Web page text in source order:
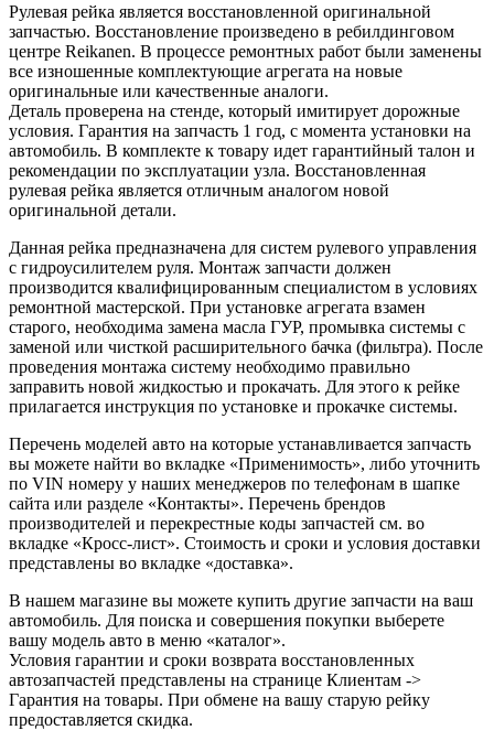
Рулевая рейка является восстановленной оригинальной
запчастью. Восстановление произведено в ребилдинговом
центре Reikanen. В процессе ремонтных работ были заменены
все изношенные комплектующие агрегата на новые
оригинальные или качественные аналоги.
Деталь проверена на стенде, который имитирует дорожные
условия. Гарантия на запчасть 1 год, с момента установки на
автомобиль. В комплекте к товару идет гарантийный талон и
рекомендации по эксплуатации узла. Восстановленная
рулевая рейка является отличным аналогом новой
оригинальной детали.
Данная рейка предназначена для систем рулевого управления
с гидроусилителем руля. Монтаж запчасти должен
производится квалифицированным специалистом в условиях
ремонтной мастерской. При установке агрегата взамен
старого, необходима замена масла ГУР, промывка системы с
заменой или чисткой расширительного бачка (фильтра). После
проведения монтажа систему необходимо правильно
заправить новой жидкостью и прокачать. Для этого к рейке
прилагается инструкция по установке и прокачке системы.
Перечень моделей авто на которые устанавливается запчасть
вы можете найти во вкладке «Применимость», либо уточнить
по VIN номеру у наших менеджеров по телефонам в шапке
сайта или разделе «Контакты». Перечень брендов
производителей и перекрестные коды запчастей см. во
вкладке «Кросс-лист». Стоимость и сроки и условия доставки
представлены во вкладке «доставка».
В нашем магазине вы можете купить другие запчасти на ваш
автомобиль. Для поиска и совершения покупки выберете
вашу модель авто в меню «каталог».
Условия гарантии и сроки возврата восстановленных
автозапчастей представлены на странице Клиентам ->
Гарантия на товары. При обмене на вашу старую рейку
предоставляется скидка.